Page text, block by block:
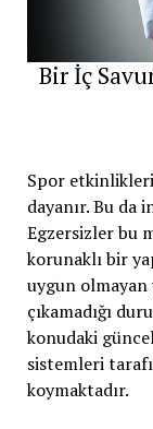
Bir İç
Spor
dayanır. Bu da
Egzersizler bu
korunaklı bir
uygun olmayan
çıkamadığı
konudaki
sistemleri
koymaktadır.